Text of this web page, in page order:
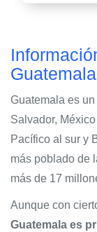
Guatemala
Guatemala es
Salvador,
Pacífico al sur y
más poblado de
más de 17
Aunque con
Guatemala es